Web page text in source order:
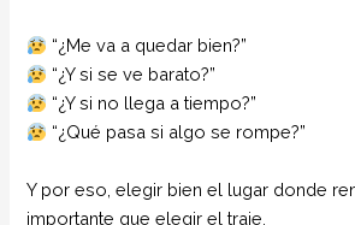
“¿Me va a quedar bien?”
“¿Y si se ve barato?”
“¿Y si no llega a tiempo?”
“¿Qué pasa si algo se rompe?”
Y por eso, elegir bien el lugar donde
importante que elegir el traje.